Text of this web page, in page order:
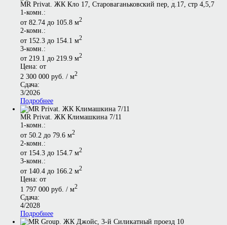
MR Privat. ЖК Кло 17, Староваганьковский пер, д.17, стр 4,5,7
1-комн.:
от 82.74 до 105.8 м2
2-комн.:
от 152.3 до 154.1 м2
3-комн.:
от 219.1 до 219.9 м2
Цена: от
2 300 000 руб. / м2
Сдача:
3/2026
Подробнее
MR Privat. ЖК Климашкина 7/11
1-комн.:
от 50.2 до 79.6 м2
2-комн.:
от 154.3 до 154.7 м2
3-комн.:
от 140.4 до 166.2 м2
Цена: от
1 797 000 руб. / м2
Сдача:
4/2028
Подробнее